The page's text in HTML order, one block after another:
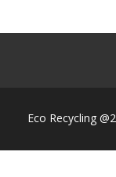
Eco Recycling